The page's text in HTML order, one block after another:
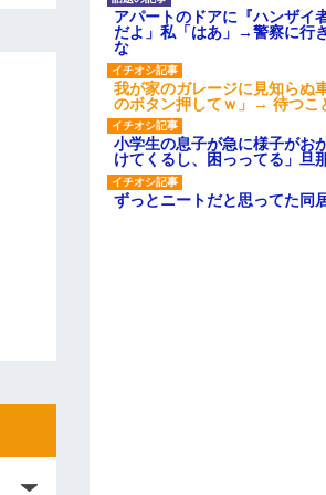
アパートのドアに『ハンザイ
だよ」私「はあ」→警察に行
な
我が家のガレージに見知らぬ
のボタン押してｗ」→ 待つこ
小学生の息子が急に様子がお
けてくるし、困っってる」旦
ずっとニートだと思ってた同